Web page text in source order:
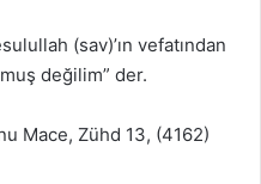
(sav)’ın vefatından
değilim” der.
Mace, Zühd 13, (4162)